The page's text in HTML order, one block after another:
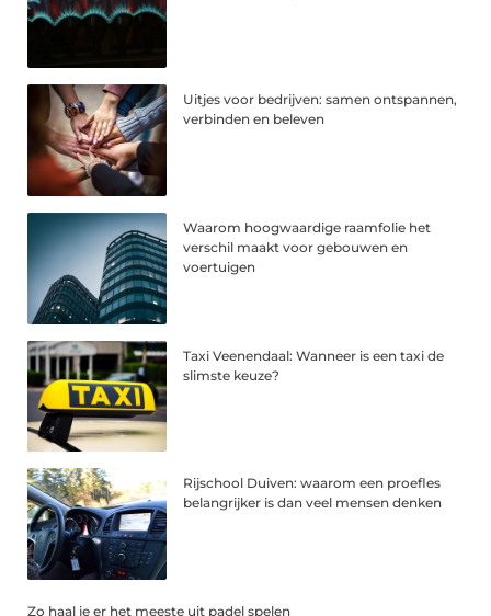
Uitjes voor bedrijven: samen ontspannen,
verbinden en beleven
Waarom hoogwaardige raamfolie het
verschil maakt voor gebouwen en
voertuigen
Taxi Veenendaal: Wanneer is een taxi de
slimste keuze?
Rijschool Duiven: waarom een proefles
belangrijker is dan veel mensen denken
Zo haal je er het meeste uit padel spelen